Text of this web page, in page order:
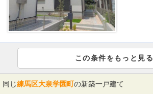
この条件をもっと見る
同じ練馬区大泉学園町の新築一戸建て